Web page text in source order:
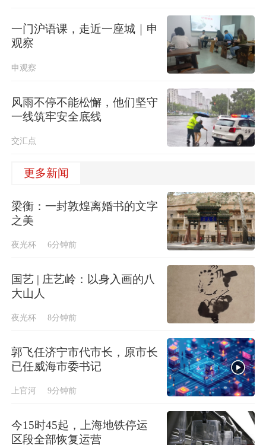
一门沪语课，走近一座城｜申
观察
申观察
风雨不停不能松懈，他们坚守
一线筑牢安全底线
交汇点
更多新闻
梁衡：一封敦煌离婚书的文字
之美
夜光杯 6分钟前
国艺 | 庄艺岭：以身入画的八
大山人
夜光杯 8分钟前
郭飞任济宁市代市长，原市长
已任威海市委书记
上官河 9分钟前
今15时45起，上海地铁停运
区段全部恢复运营